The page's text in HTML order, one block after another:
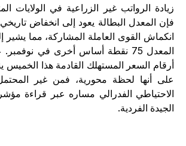
الرواتب غير الزراعية في الولايات
القوى العاملة المشاركة، مما يشير إلى
المعدل 75 نقطة أساس أخرى في نوفمبر.
السعر المستهلك القادمة هذا الخميس ينظر
أنها لحظة محورية، فمن غير المحتمل
الفدرالي مساره عبر قراءة مؤشر
الفردية.